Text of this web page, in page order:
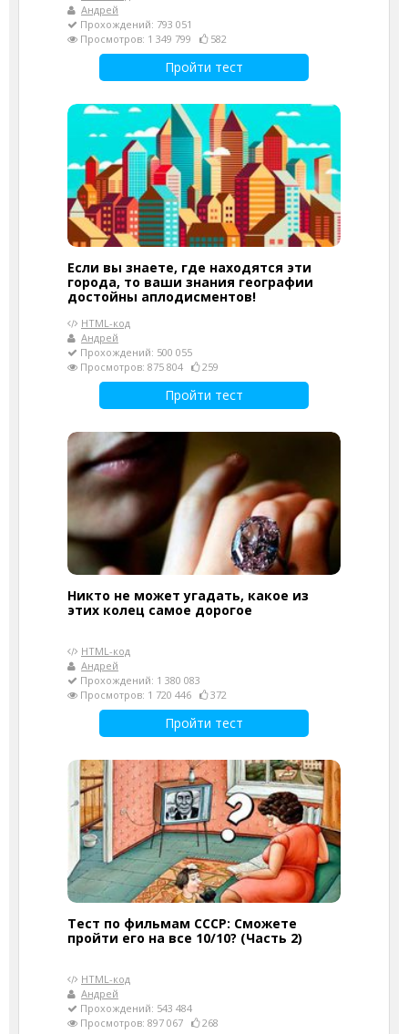
Андрей
Прохождений: 793 051
Просмотров: 1 349 799
582
Пройти тест
Если вы знаете, где находятся эти
города, то ваши знания географии
достойны аплодисментов!
HTML-код
Андрей
Прохождений: 500 055
Просмотров: 875 804
259
Пройти тест
Никто не может угадать, какое из
этих колец самое дорогое
HTML-код
Андрей
Прохождений: 1 380 083
Просмотров: 1 720 446
372
Пройти тест
Тест по фильмам СССР: Сможете
пройти его на все 10/10? (Часть 2)
HTML-код
Андрей
Прохождений: 543 484
Просмотров: 897 067
268